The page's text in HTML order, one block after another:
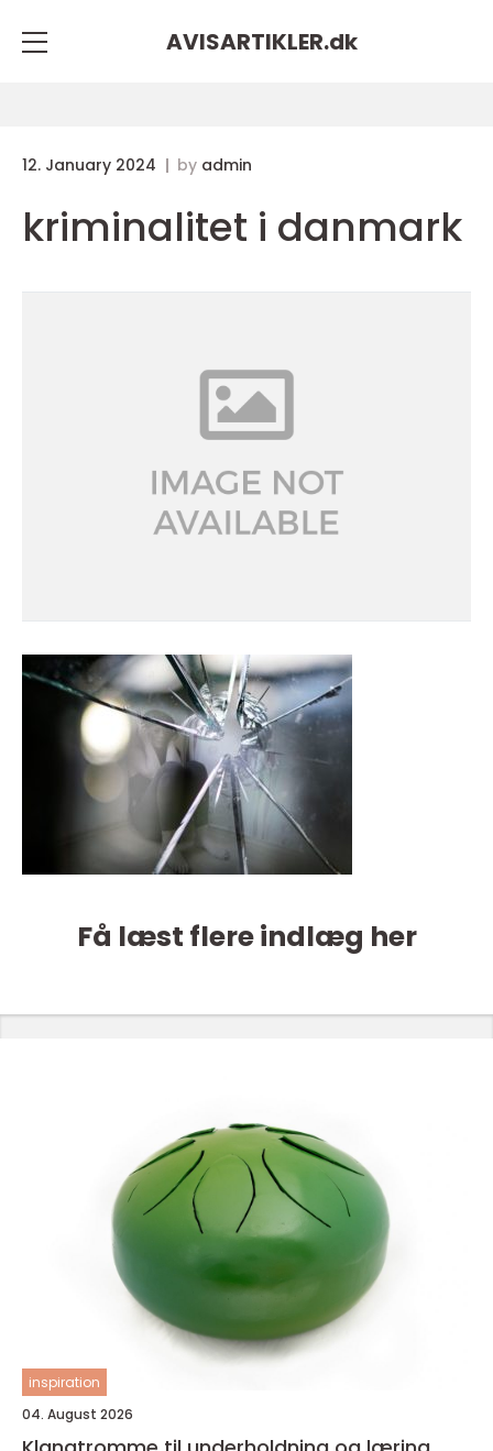
AVISARTIKLER.dk
12. January 2024 by admin
kriminalitet i danmark
Få læst flere indlæg her
inspiration
04. August 2026